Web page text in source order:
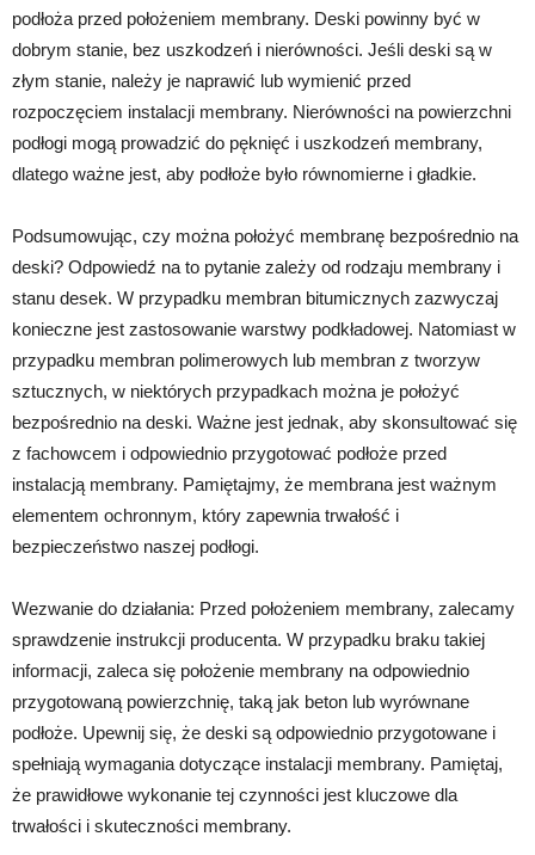
podłoża przed położeniem membrany. Deski powinny być w
dobrym stanie, bez uszkodzeń i nierówności. Jeśli deski są w
złym stanie, należy je naprawić lub wymienić przed
rozpoczęciem instalacji membrany. Nierówności na powierzchni
podłogi mogą prowadzić do pęknięć i uszkodzeń membrany,
dlatego ważne jest, aby podłoże było równomierne i gładkie.
Podsumowując, czy można położyć membranę bezpośrednio na
deski? Odpowiedź na to pytanie zależy od rodzaju membrany i
stanu desek. W przypadku membran bitumicznych zazwyczaj
konieczne jest zastosowanie warstwy podkładowej. Natomiast w
przypadku membran polimerowych lub membran z tworzyw
sztucznych, w niektórych przypadkach można je położyć
bezpośrednio na deski. Ważne jest jednak, aby skonsultować się
z fachowcem i odpowiednio przygotować podłoże przed
instalacją membrany. Pamiętajmy, że membrana jest ważnym
elementem ochronnym, który zapewnia trwałość i
bezpieczeństwo naszej podłogi.
Wezwanie do działania: Przed położeniem membrany, zalecamy
sprawdzenie instrukcji producenta. W przypadku braku takiej
informacji, zaleca się położenie membrany na odpowiednio
przygotowaną powierzchnię, taką jak beton lub wyrównane
podłoże. Upewnij się, że deski są odpowiednio przygotowane i
spełniają wymagania dotyczące instalacji membrany. Pamiętaj,
że prawidłowe wykonanie tej czynności jest kluczowe dla
trwałości i skuteczności membrany.